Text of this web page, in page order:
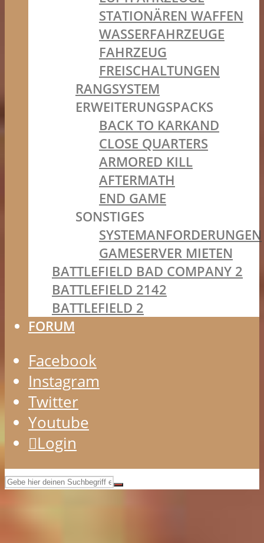
STATIONÄREN WAFFEN
WASSERFAHRZEUGE
FAHRZEUG
FREISCHALTUNGEN
RANGSYSTEM
ERWEITERUNGSPACKS
BACK TO KARKAND
CLOSE QUARTERS
ARMORED KILL
AFTERMATH
END GAME
SONSTIGES
SYSTEMANFORDERUNGEN
GAMESERVER MIETEN
BATTLEFIELD BAD COMPANY 2
BATTLEFIELD 2142
BATTLEFIELD 2
FORUM
Facebook
Instagram
Twitter
Youtube
Login